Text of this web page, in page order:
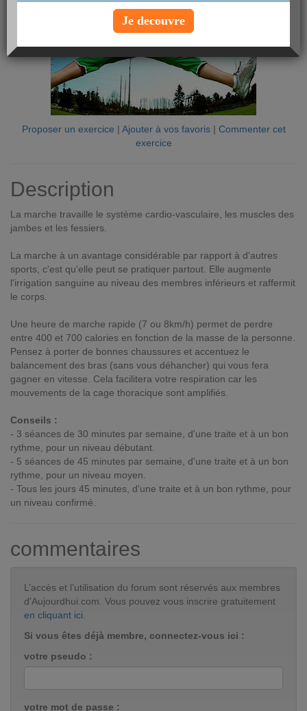
Proposer un exercice | Ajouter à vos favoris| Commenter cet
exercice
Description
La marche travaille le système cardio-vasculaire, les muscles des
jambes et les fessiers.
La marche à un avantage considérable par rapport à d'autres
sports, c'est qu'elle peut se pratiquer partout. Elle augmente
l'irrigation sanguine au niveau des membres inférieurs et raffermit
le corps.
Une heure de marche rapide (7 ou 8km/h) permet de perdre
entre 400 et 700 calories en fonction de la masse de la personne.
Pensez à porter de bonnes chaussures et accentuez le
balancement des bras (sans vous déhancher) qui vous fera
gagner en vitesse. Cela facilitera votre respiration car les
mouvements de la cage thoracique sont amplifiés.
Conseils :
- 3 séances de 30 minutes par semaine, d'une traite et à un bon
rythme, pour un niveau débutant.
- 5 séances de 45 minutes par semaine, d'une traite et à un bon
rythme, pour un niveau moyen.
- Tous les jours 45 minutes, d'une traite et à un bon rythme, pour
un niveau confirmé.
commentaires
L’accès et l’utilisation du forum sont réservés aux membres
d'Aujourdhui.com. Vous pouvez vous inscrire gratuitement
en cliquant ici
Si vous êtes déjà membre, connectez-vous ici :
votre pseudo :
votre mot de passe :
Je decouvre